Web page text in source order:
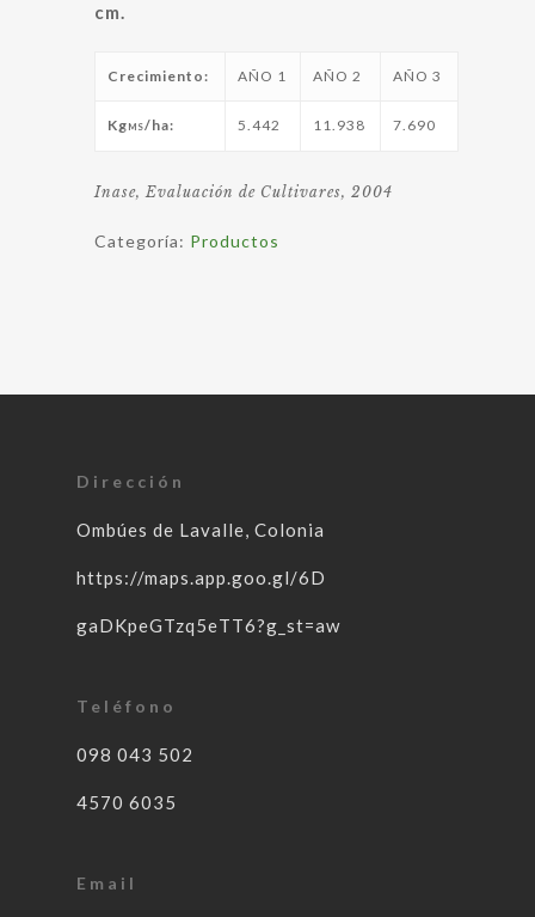
cm.
Crecimiento: AÑO 1 AÑO 2 AÑO 3
Kg MS/ha: 5.442 11.938 7.690
Inase, Evaluación de Cultivares, 2004
Categoría: Productos
Dirección
Ombúes de Lavalle, Colonia
https://maps.app.goo.gl/6D
gaDKpeGTzq5eTT6?g_st=aw
Teléfono
098 043 502
4570 6035
Email